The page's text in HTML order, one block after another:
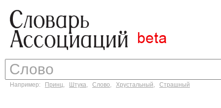
Например: Принц, Штука, Слово, Хрустальный, Страшный